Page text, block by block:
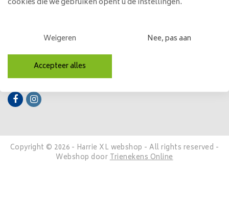
Mijn account
Categorieën
Contactgegevens
Volg ons
Copyright © 2026 - Harrie XL webshop - All rights reserved -
Webshop doorTrienekens Online
Weigeren Nee, pas aan
Accepteer alles